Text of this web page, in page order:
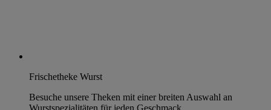
Frischetheke Wurst
Besuche unsere Theken mit einer breiten Auswahl an